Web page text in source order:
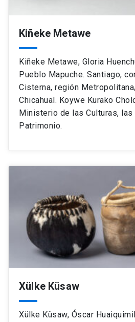
Kiñeke Metawe
Kiñeke Metawe, Gloria
Pueblo Mapuche. Santiago,
Cisterna, región
Chicahual. Koywe Kurako
Ministerio de las Culturas,
Patrimonio.
Xülke Küsaw
Xülke Küsaw, Óscar